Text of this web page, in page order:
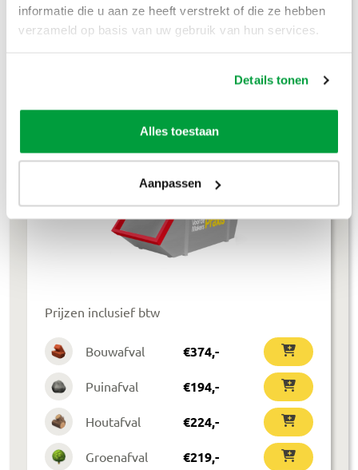
informatie die u aan ze heeft verstrekt of die ze hebben
verzameld op basis van uw gebruik van hun services.
Details tonen
Alles toestaan
Aanpassen
Lees meer
4m³ container
L 245 × B 160 × H 120 cm
Prijzen inclusief btw
Bouwafval €374,-
Puinafval €194,-
Houtafval €224,-
Groenafval €219,-